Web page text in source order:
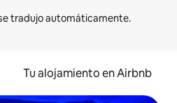
Tu alojamiento en Airbnb